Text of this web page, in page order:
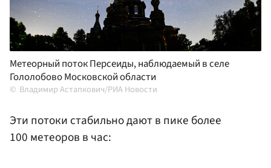
Метеорный поток Персеиды, наблюдаемый в селе
Гололобово Московской области
Владимир Астапкович/РИА Новости
Эти потоки стабильно дают в пике более
100 метеоров в час: